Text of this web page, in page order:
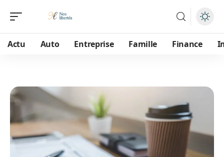
Actu Auto Entreprise Famille Finance